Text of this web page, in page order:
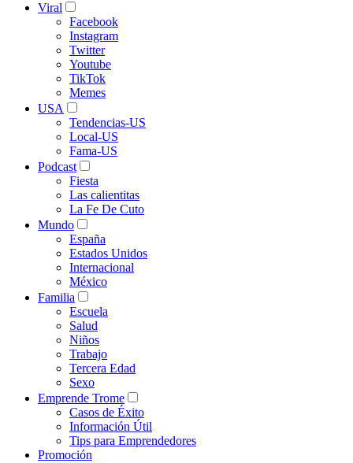
Viral
Facebook
Instagram
Twitter
Youtube
TikTok
Memes
USA
Tendencias-US
Local-US
Fama-US
Podcast
Fiesta
Las calientitas
La Fe De Cuto
Mundo
España
Estados Unidos
Internacional
México
Familia
Escuela
Salud
Niños
Trabajo
Tercera Edad
Sexo
Emprende Trome
Casos de Éxito
Información Útil
Tips para Emprendedores
Promoción